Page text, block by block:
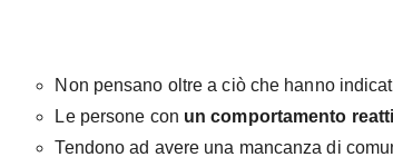
Non pensano oltre a ciò che hanno
Le persone con un comportamento
Tendono ad avere una mancanza di